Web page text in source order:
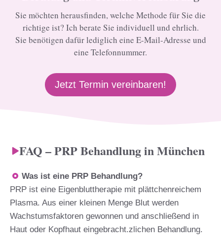
Sie möchten herausfinden, welche Methode für Sie die
richtige ist? Ich berate Sie individuell und ehrlich.
Sie benötigen dafür lediglich eine E-Mail-Adresse und
eine Telefonnummer.
Jetzt Termin vereinbaren!
FAQ – PRP Behandlung in München
Was ist eine PRP Behandlung?
PRP ist eine Eigenbluttherapie mit plättchenreichem
Plasma. Aus einer kleinen Menge Blut werden
Wachstumsfaktoren gewonnen und anschließend in
Haut oder Kopfhaut eingebracht.zlichen Behandlung.